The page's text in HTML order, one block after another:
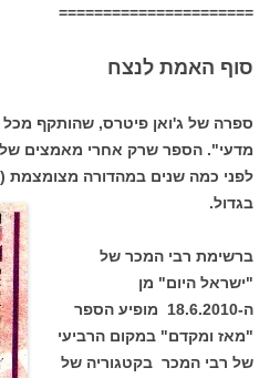
======================
סוף האמת לנצח
ספרה של ג'ואן פיטרס, שהותקף
מדעי". הספר שרק אחרי מאמצים של
לפני כמה שנים במהדורה מצומצמת
בגדול.
ברשימת רבי המכר של
"ישראל היום" מן
ה-18.6.2010 מופיע הספר
"מאז ומקדם" במקום הרביעי
של רבי המכר בקטגוריה של